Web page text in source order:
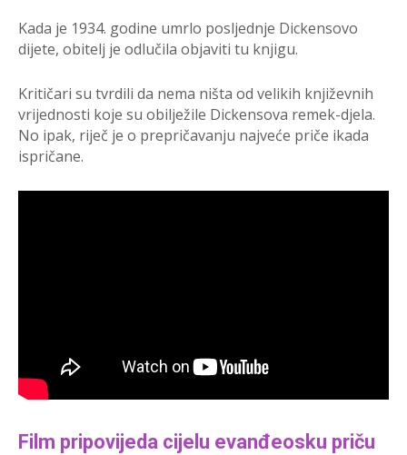
Kada je 1934. godine umrlo posljednje Dickensovo
dijete, obitelj je odlučila objaviti tu knjigu.
Kritičari su tvrdili da nema ništa od velikih književnih
vrijednosti koje su obilježile Dickensova remek-djela.
No ipak, riječ je o prepričavanju najveće priče ikada
ispričane.
Film pripovijeda cijelu evanđeosku priču